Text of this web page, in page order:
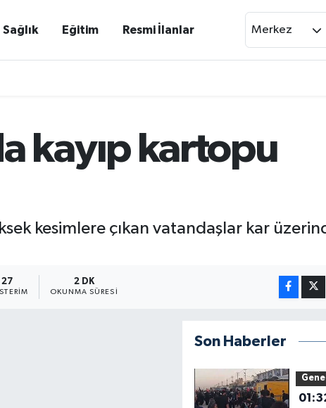
Sağlık Eğitim Resmi İlanlar Merkez
kayıp kartopu
kesimlere çıkan vatandaşlar kar
27 2 DK
OKUNMA SÜRESI
Son Haberler
Genel